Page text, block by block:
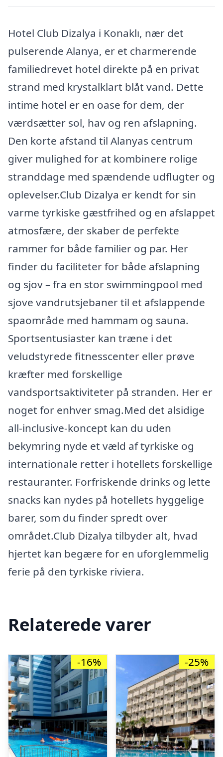
Hotel Club Dizalya i Konaklı, nær det
pulserende Alanya, er et charmerende
familiedrevet hotel direkte på en privat
strand med krystalklart blåt vand. Dette
intime hotel er en oase for dem, der
værdsætter sol, hav og ren afslapning.
Den korte afstand til Alanyas centrum
giver mulighed for at kombinere rolige
stranddage med spændende udflugter og
oplevelser.Club Dizalya er kendt for sin
varme tyrkiske gæstfrihed og en afslappet
atmosfære, der skaber de perfekte
rammer for både familier og par. Her
finder du faciliteter for både afslapning
og sjov – fra en stor swimmingpool med
sjove vandrutsjebaner til et afslappende
spaområde med hammam og sauna.
Sportsentusiaster kan træne i det
veludstyrede fitnesscenter eller prøve
kræfter med forskellige
vandsportsaktiviteter på stranden. Her er
noget for enhver smag.Med det alsidige
all-inclusive-koncept kan du uden
bekymring nyde et væld af tyrkiske og
internationale retter i hotellets forskellige
restauranter. Forfriskende drinks og lette
snacks kan nydes på hotellets hyggelige
barer, som du finder spredt over
området.Club Dizalya tilbyder alt, hvad
hjertet kan begære for en uforglemmelig
ferie på den tyrkiske riviera.
Relaterede varer
-16% -25%